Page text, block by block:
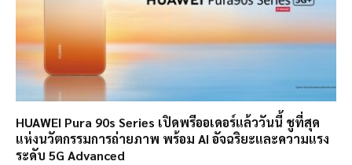
HUAWEI Pura 90s Series เปิดพรีออเดอร์แล้ววันนี้ ชูที่สุด
แห่งนวัตกรรมการถ่ายภาพ พร้อม AI อัจฉริยะและความแรง
ระดับ 5G Advanced